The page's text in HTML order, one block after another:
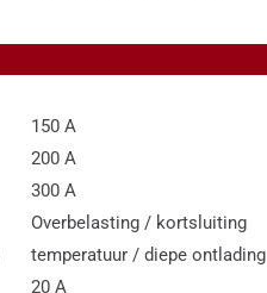
150 A
200 A
300 A
Overbelasting / kortsluiting
temperatuur / diepe ontlading
20 A